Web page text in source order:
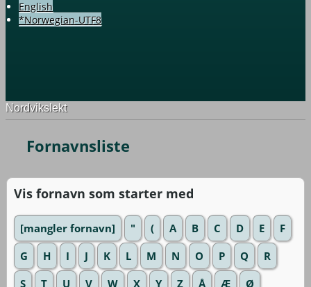
English
*Norwegian-UTF8
Nordvikslekt
Fornavnsliste
Vis fornavn som starter med
[mangler fornavn] " ( A B C D E
F
G
H I J K L M N O P Q
R
S
T U V W X Y Z Å Æ Ø